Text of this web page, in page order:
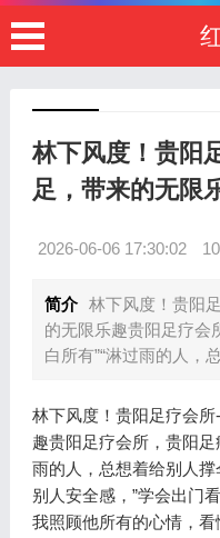
林下风度！贵阳
足，带来的无限
2026-06-06 17:30:02
简介 林下风度！贵阳
的无限乐趣贵阳足疗会
白所有”“淋过雨的人，
林下风度！贵阳足疗会
趣贵阳足疗会所，贵阳足
雨的人，总想着给别人
别人安全感，”学会出门
我照顾他所有的心情，